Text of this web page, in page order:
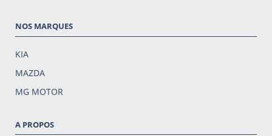
NOS MARQUES
KIA
MAZDA
MG MOTOR
A PROPOS